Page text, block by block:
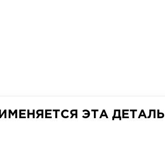
ЭТА ДЕТАЛЬ